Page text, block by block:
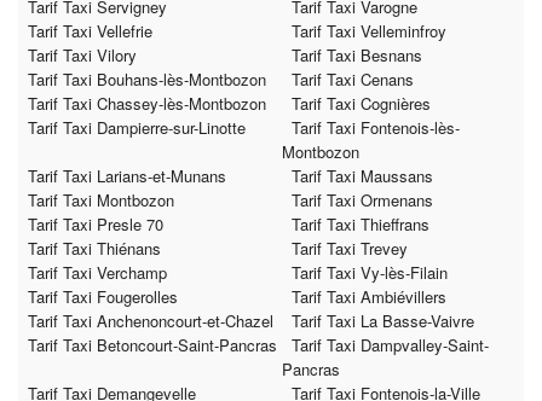
Tarif Taxi Servigney
Tarif Taxi Varogne
Tarif Taxi Vellefrie
Tarif Taxi Velleminfroy
Tarif Taxi Vilory
Tarif Taxi Besnans
Tarif Taxi Bouhans-lès-Montbozon
Tarif Taxi Cenans
Tarif Taxi Chassey-lès-Montbozon
Tarif Taxi Cognières
Tarif Taxi Dampierre-sur-Linotte
Tarif Taxi Fontenois-lès-
Montbozon
Tarif Taxi Larians-et-Munans
Tarif Taxi Maussans
Tarif Taxi Montbozon
Tarif Taxi Ormenans
Tarif Taxi Presle 70
Tarif Taxi Thieffrans
Tarif Taxi Thiénans
Tarif Taxi Trevey
Tarif Taxi Verchamp
Tarif Taxi Vy-lès-Filain
Tarif Taxi Fougerolles
Tarif Taxi Ambiévillers
Tarif Taxi Anchenoncourt-et-Chazel
Tarif Taxi La Basse-Vaivre
Tarif Taxi Betoncourt-Saint-Pancras
Tarif Taxi Dampvalley-Saint-
Pancras
Tarif Taxi Demangevelle
Tarif Taxi Fontenois-la-Ville